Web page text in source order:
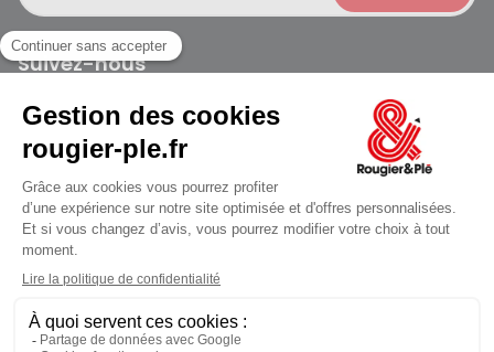
Ferme à 19:30
Suivez-nous
Rougier et Plé 2024 Copyright
Mentions légales
Conditions générales des ventes